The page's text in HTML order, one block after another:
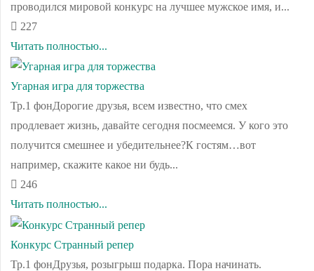
проводился мировой конкурс на лучшее мужское имя, и...
227
Читать полностью...
Угарная игра для торжества
Тр.1 фонДорогие друзья, всем известно, что смех
продлевает жизнь, давайте сегодня посмеемся. У кого это
получится смешнее и убедительнее?К гостям…вот
например, скажите какое ни будь...
246
Читать полностью...
Конкурс Странный репер
Тр.1 фонДрузья, розыгрыш подарка. Пора начинать.